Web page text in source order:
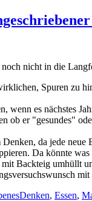
nicht in die
Spuren zu
wenn es nächstes
ob er "gesundes"
da jede neue
Da könnte was
Backteig umhüllt
Schlagwörter
Denken, Essen,